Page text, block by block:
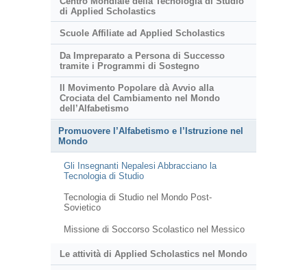
di Applied Scholastics
Scuole Affiliate ad Applied Scholastics
Da Impreparato a Persona di Successo
tramite i Programmi di Sostegno
Il Movimento Popolare dà Avvio alla
Crociata del Cambiamento nel Mondo
dell’Alfabetismo
Promuovere l’Alfabetismo e l’Istruzione nel
Mondo
Gli Insegnanti Nepalesi Abbracciano la
Tecnologia di Studio
Tecnologia di Studio nel Mondo Post-
Sovietico
Missione di Soccorso Scolastico nel Messico
Le attività di Applied Scholastics nel Mondo